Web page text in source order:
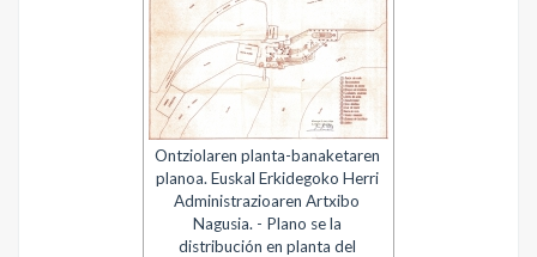
Ontziolaren planta-banaketaren
planoa. Euskal Erkidegoko Herri
Administrazioaren Artxibo
Nagusia. - Plano se la
distribución en planta del